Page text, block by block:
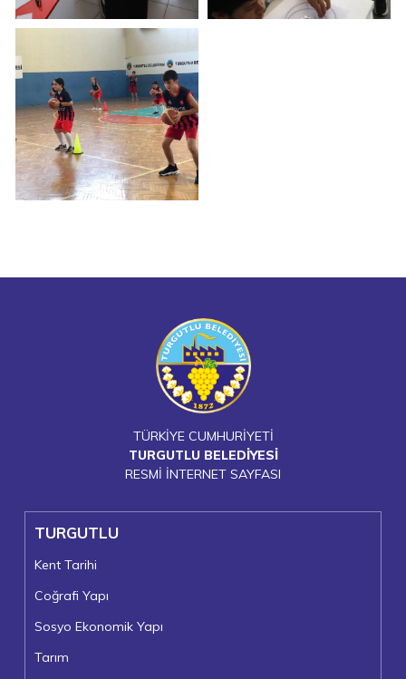
TÜRKİYE CUMHURİYETİ
TURGUTLU BELEDİYESİ
RESMİ İNTERNET SAYFASI
TURGUTLU
Kent Tarihi
Coğrafi Yapı
Sosyo Ekonomik Yapı
Tarım